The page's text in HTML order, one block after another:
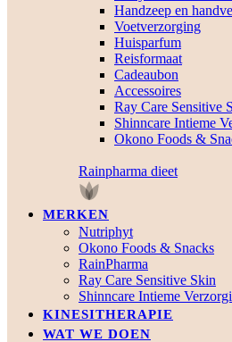
Handzeep en
Voetverzorging
Huisparfum
Reisformaat
Cadeaubon
Accessoires
Ray Care Sensitive
Shinncare Intieme
Okono Foods &
Rainpharma dieet
MERKEN
Nutriphyt
Okono Foods & Snacks
RainPharma
Ray Care Sensitive Skin
Shinncare Intieme
KINESITHERAPIE
WAT WE DOEN